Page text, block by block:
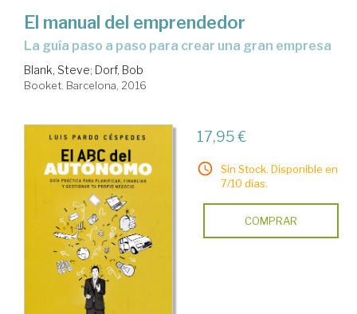
El manual del emprendedor
la guía paso a paso para crear una gran empresa
Blank, Steve; Dorf, Bob
Booket. Barcelona, 2016
17,95 €
Sin Stock. Disponible en
7/10 días.
COMPRAR